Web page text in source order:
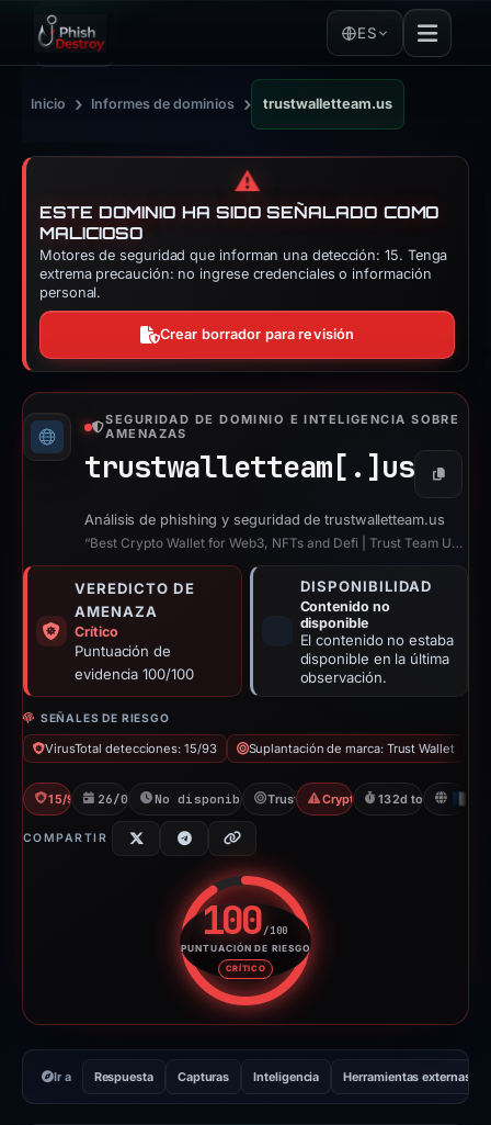
ES
Inicio › Informes de dominios › trustwalletteam.us
⚠️
ESTE DOMINIO HA SIDO SEÑALADO COMO
MALICIOSO
Motores de seguridad que informan una detección: 15. Tenga
extrema precaución: no ingrese credenciales o información
personal.
Crear borrador para revisión
SEGURIDAD DE DOMINIO E INTELIGENCIA SOBRE
AMENAZAS
trustwalletteam[.] us Copiar
Análisis de phishing y seguridad de trustwalletteam.us
“Best Crypto Wallet for Web3, NFTs and Defi | Trust Team USA”
VEREDICTO DE
AMENAZA
Crítico
Puntuación de
evidencia 100/100
DISPONIBILIDAD
Contenido no
disponible
El contenido no estaba
disponible en la última
observación.
SEÑALES DE RIESGO
VirusTotal detecciones: 15/93 Suplantación de marca: Trust Wallet
15/93 VT26/02/2026No disponible desde 15/03/2026
Trust WalletCrypto Scam132d to
COMPARTIR
100/100
PUNTUACIÓN DE RIESGO
CRÍTICO
Puntuación de riesgo: 100
Ir a Respuesta Capturas Inteligencia Herramientas externas